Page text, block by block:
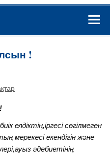
!
елдіктің,іргесі сөгілмеген
мерекесі екендігін және
әдебиетінің